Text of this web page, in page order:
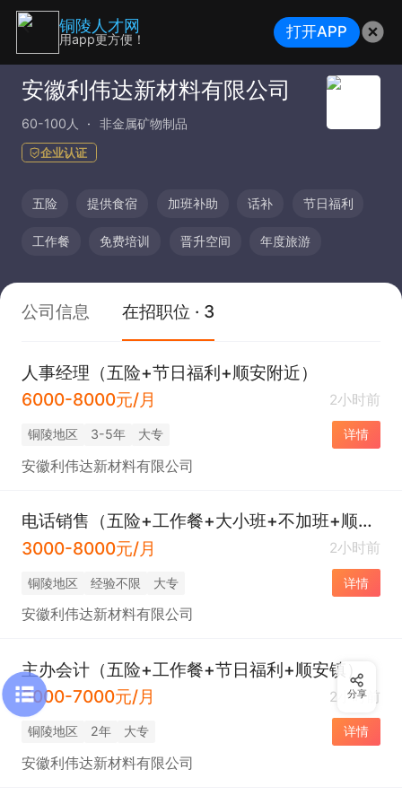
安徽利伟达新材料有限公司
60-100人 非金属矿物制品
企业认证
五险 提供食宿 加班补助 话补 节日福利
工作餐 免费培训 晋升空间 年度旅游
公司信息 在招职位 · 3
人事经理（五险+节日福利+顺安附近）
6000-8000元/月
2小时前
铜陵地区 3-5年 大专 详情
安徽利伟达新材料有限公司
电话销售（五险+工作餐+大小班+不加班+顺安镇）
3000-8000元/月
2小时前
铜陵地区 经验不限 大专 详情
安徽利伟达新材料有限公司
主办会计（五险+工作餐+节日福利+顺安镇）
5000-7000元/月
2小时前
铜陵地区 2年 大专 详情
安徽利伟达新材料有限公司
分享
铜陵人才网
用app更方便！ 打开APP